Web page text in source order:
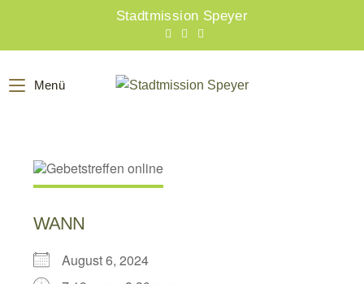
Stadtmission Speyer
Menü
WANN
August 6, 2024